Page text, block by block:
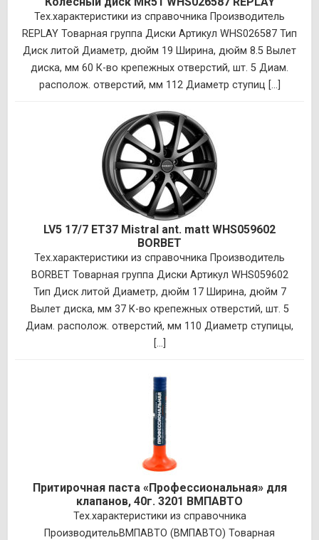
Тех.характеристики из справочника Производитель
REPLAY Товарная группа Диски Артикул WHS026587 Тип
Диск литой Диаметр, дюйм 19 Ширина, дюйм 8.5 Вылет
диска, мм 60 К-во крепежных отверстий, шт. 5 Диам.
располож. отверстий, мм 112 Диаметр ступиц [...]
LV5 17/7 ET37 Mistral ant. matt WHS059602
BORBET
Тех.характеристики из справочника Производитель
BORBET Товарная группа Диски Артикул WHS059602
Тип Диск литой Диаметр, дюйм 17 Ширина, дюйм 7
Вылет диска, мм 37 К-во крепежных отверстий, шт. 5
Диам. располож. отверстий, мм 110 Диаметр ступицы,
[...]
Притирочная паста «Профессиональная» для
клапанов, 40г. 3201 ВМПАВТО
Тех.характеристики из справочника
ПроизводительВМПАВТО (ВМПАВТО) Товарная